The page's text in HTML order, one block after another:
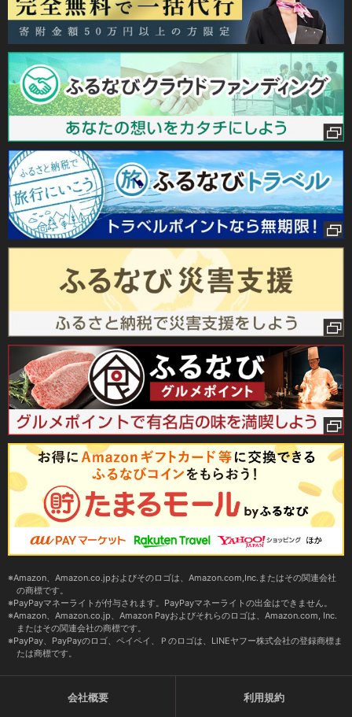
Amazon、Amazon.co.jpおよびそのロゴは、Amazon.com,Inc.またはその関連会社
の商標です。
PayPayマネーライトが付与されます。PayPayマネーライトの出金はできません。
Amazon、Amazon.co.jp、Amazon Payおよびそれらのロゴは、Amazon.com, Inc.
またはその関連会社の商標です。
PayPay、PayPayのロゴ、ペイペイ、Ｐのロゴは、LINEヤフー株式会社の登録商標ま
たは商標です。
会社概要 利用規約